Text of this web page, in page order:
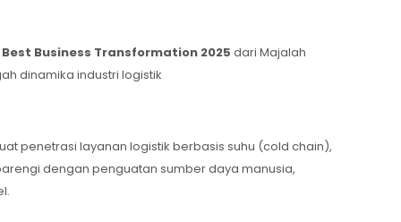
Business Transformation 2025 dari Majalah
dinamika industri logistik
penetrasi layanan logistik berbasis suhu (cold chain),
dengan penguatan sumber daya manusia,